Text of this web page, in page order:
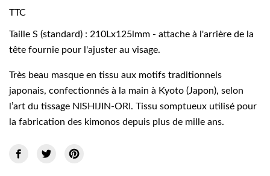
TTC
Taille S (standard) : 210Lx125lmm - attache à l'arrière de la
tête fournie pour l'ajuster au visage.
Très beau masque en tissu aux motifs traditionnels
japonais, confectionnés à la main à Kyoto (Japon), selon
l’art du tissage NISHIJIN-ORI. Tissu somptueux utilisé pour
la fabrication des kimonos depuis plus de mille ans.